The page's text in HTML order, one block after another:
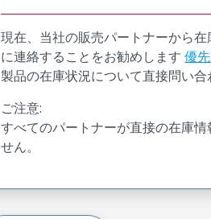
現在、当社の販売パートナーから在
に連絡することをお勧めします 優
製品の在庫状況について直接問い合
ご注意:
すべてのパートナーが直接の在庫
せん。